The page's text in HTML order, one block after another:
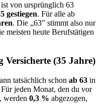
von ursprünglich 63
gestiegen. Für alle ab
. Die „63" stimmt also nur
meisten heute Berufstätigen
(35 Jahre)
tatsächlich schon ab 63 in
Für jeden Monat, den du vor
werden 0,3 % abgezogen,